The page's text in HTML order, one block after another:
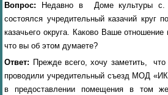
Вопрос: Недавно в Доме культуры с.
состоялся учредительный казачий круг
казачьего округа. Каково Ваше
что вы об этом думаете?
Ответ: Прежде всего, хочу заметить,
проводили учредительный съезд МОД
в предоставлении помещения в том